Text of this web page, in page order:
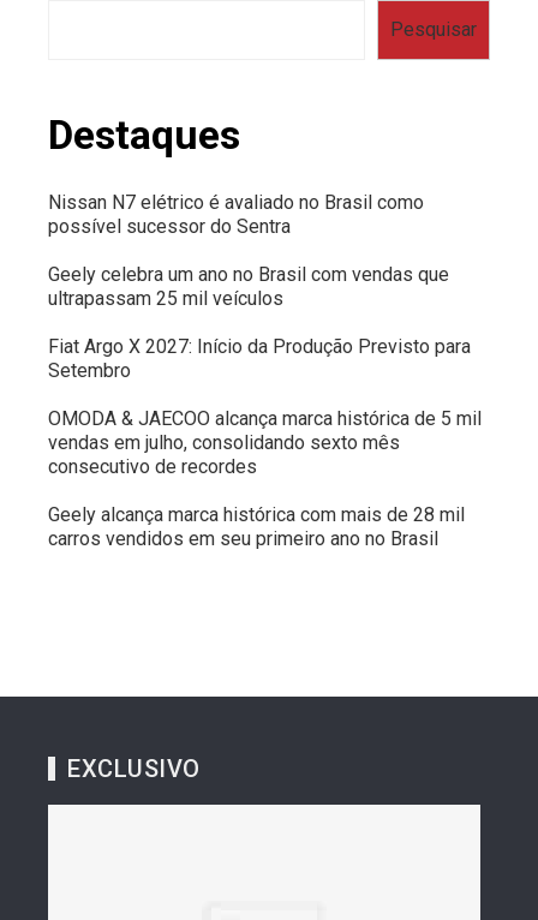
Pesquisar
Destaques
Nissan N7 elétrico é avaliado no Brasil como
possível sucessor do Sentra
Geely celebra um ano no Brasil com vendas que
ultrapassam 25 mil veículos
Fiat Argo X 2027: Início da Produção Previsto para
Setembro
OMODA & JAECOO alcança marca histórica de 5 mil
vendas em julho, consolidando sexto mês
consecutivo de recordes
Geely alcança marca histórica com mais de 28 mil
carros vendidos em seu primeiro ano no Brasil
EXCLUSIVO